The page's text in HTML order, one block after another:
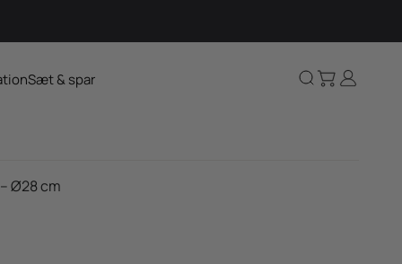
Sæt & spar SøgKurv Log ind
Ø28 cm